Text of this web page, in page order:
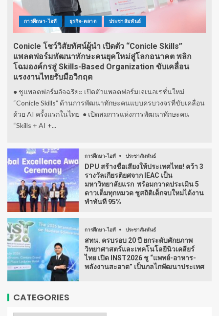
การศึกษา-ไอที ธุรกิจ-ตลาด ประชาสัมพันธ์
Conicle โชว์วิสัยทัศน์ผู้นำ เปิดตัว “Conicle Skills”
แพลตฟอร์มพัฒนาทักษะคนยุคใหม่สู่โลกอนาคต พลิก
โฉมองค์กรสู่ Skills-Based Organization ขับเคลื่อน
แรงงานไทยรับมือวิกฤต
● ชูแพลตฟอร์มอัจฉริยะ เปิดตัวแพลตฟอร์มเจเนอเรชั่นใหม่
“Conicle Skills” ด้านการพัฒนาทักษะคนแบบครบวงจรที่ขับเคลื่อน
ด้วย AI ครั้งแรกในไทย ● เปิดสมการแห่งการพัฒนาทักษะคน
“Skills + AI +...
การศึกษา-ไอที ประชาสัมพันธ์
DPU สร้างชื่อเสียงให้ประเทศไทย! คว้า 3
รางวัลเกียรติยศจาก IEAC เป็น
มหาวิทยาลัยแรก พร้อมกวาดประเมิน 5
ดาวเต็มทุกหมวด ชูสถิติเด็กจบใหม่ได้งาน
ทำทันที 95%
การศึกษา-ไอที ประชาสัมพันธ์
สทน. ครบรอบ 20 ปี ยกระดับศักยภาพ
วิทยาศาสตร์และเทคโนโลยีนิวเคลียร์
ไทย เปิด INST2026 ชู “แพทย์-อาหาร-
พลังงานสะอาด” เป็นกลไกพัฒนาประเทศ
CATEGORIES